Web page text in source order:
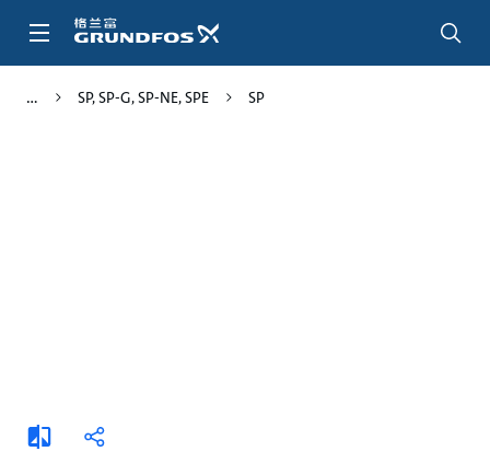
SP, SP-G, SP-NE, SPE SP
添
加
分